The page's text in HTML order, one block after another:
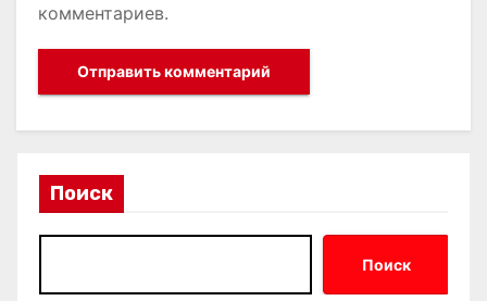
комментариев.
Поиск
Поиск